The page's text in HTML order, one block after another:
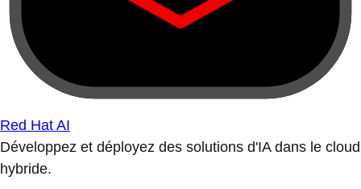
Red Hat AI
Développez et déployez des solutions d'IA dans le cloud
hybride.